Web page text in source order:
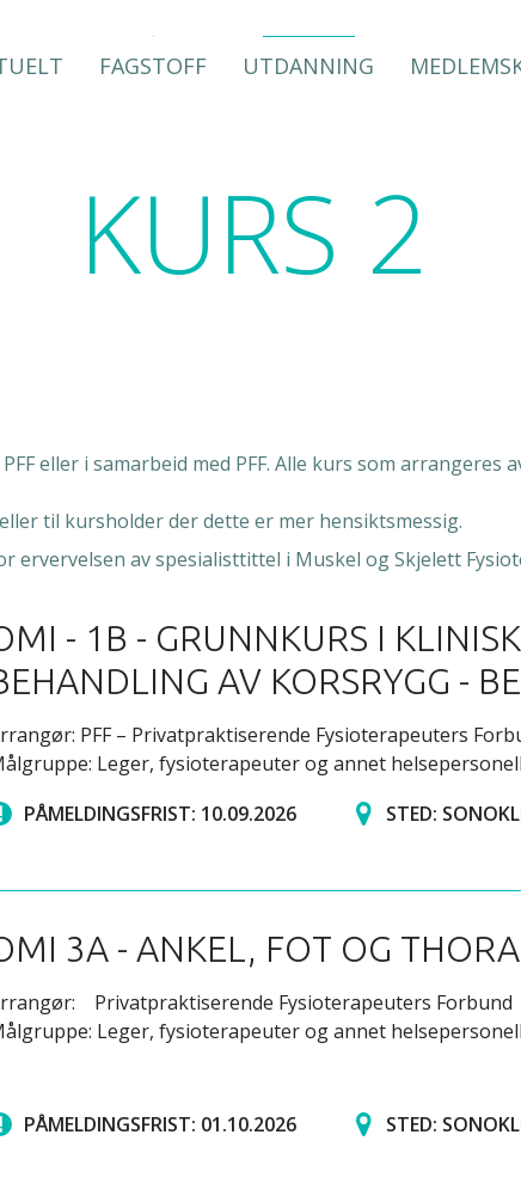
FAGSTOFF UTDANNING
KURS 2
eller i samarbeid med PFF. Alle kurs som arrangeres
til kursholder der dette er mer hensiktsmessig.
av spesialisttittel i Muskel og Skjelett
- 1B - GRUNNKURS I
AV KORSRYGG -
PFF – Privatpraktiserende Fysioterapeuters
Leger, fysioterapeuter og annet helsepersonell
PÅMELDINGSFRIST: 10.09.2026
STED:
3A - ANKEL, FOT OG
Privatpraktiserende Fysioterapeuters Forbund
Leger, fysioterapeuter og annet helsepersonell
PÅMELDINGSFRIST: 01.10.2026 STED: